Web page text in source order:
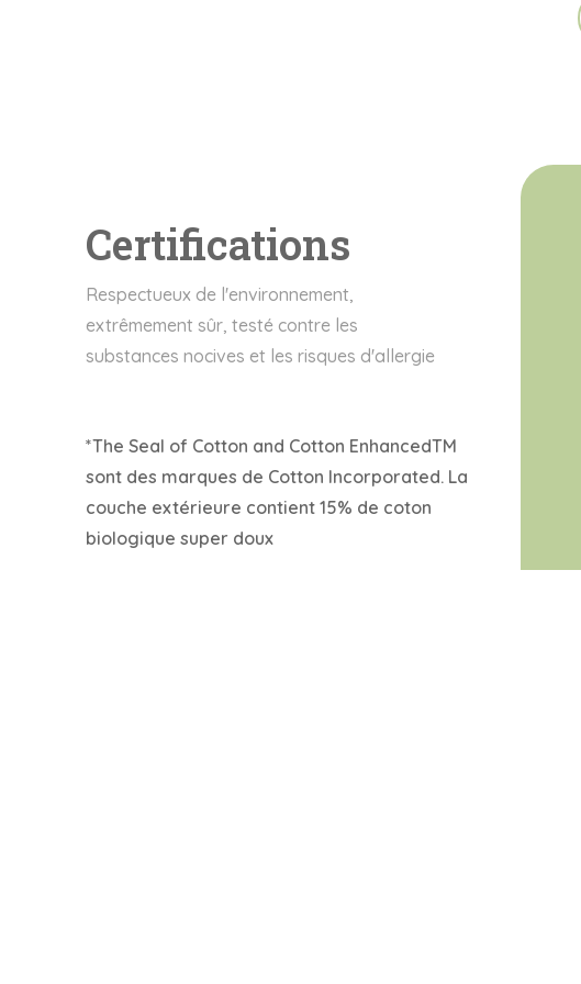
Certifications
Respectueux de l'environnement,
extrêmement sûr, testé contre les
substances nocives et les risques d'allergie
*The Seal of Cotton and Cotton EnhancedTM
sont des marques de Cotton Incorporated. La
couche extérieure contient 15% de coton
biologique super doux